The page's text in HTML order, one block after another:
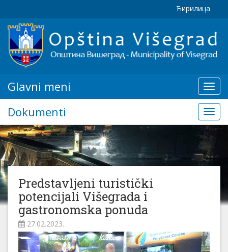
Ћирилица
Glavni
meni
Glavni meni
Dokumenti
Predstavljeni turistički
potencijali Višegrada i
gastronomska ponuda
27.02.2023.